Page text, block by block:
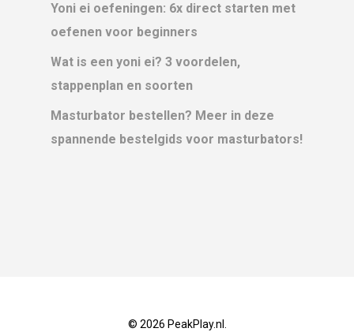
Yoni ei oefeningen: 6x direct starten met
oefenen voor beginners
Wat is een yoni ei? 3 voordelen,
stappenplan en soorten
Masturbator bestellen? Meer in deze
spannende bestelgids voor masturbators!
© 2026 PeakPlay.nl.